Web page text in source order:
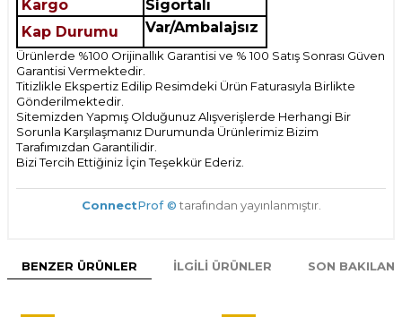
Kargo
Sigortalı
Kap Durumu
Var/Ambalajsız
Ürünlerde %100 Orijinallık Garantisi ve % 100 Satış Sonrası Güven
Garantisi Vermektedir.
Titizlikle Ekspertiz Edilip Resimdeki Ürün Faturasıyla Birlikte
Gönderilmektedir.
Sitemizden Yapmış Olduğunuz Alışverişlerde Herhangi Bir
Sorunla Karşılaşmanız Durumunda Ürünlerimiz Bizim
Tarafımızdan Garantilidir.
Bizi Tercih Ettiğiniz İçin Teşekkür Ederiz.
ConnectProf © tarafından yayınlanmıştır.
BENZER ÜRÜNLER İLGILI ÜRÜNLER SON